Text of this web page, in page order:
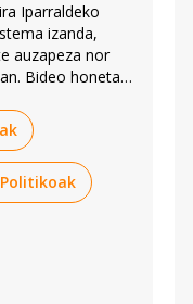
Iparraldeko
izanda,
auzapeza nor
Bideo honetan